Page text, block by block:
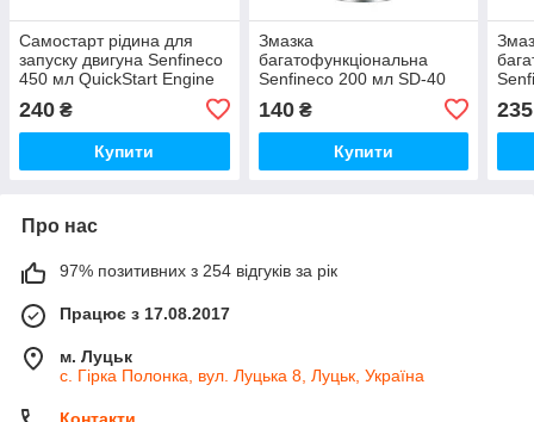
Самостарт рідина для
запуску двигуна Senfineco
450 мл QuickStart Engine
240 ₴
Купити
Змазка
багатофункціональна
Senfineco 200 мл SD-40
140₴
Купити
235
Про нас
97% позитивних з 254 відгуків за рік
Працює з 17.08.2017
м. Луцьк
с. Гірка Полонка, вул. Луцька 8, Луцьк, Україна